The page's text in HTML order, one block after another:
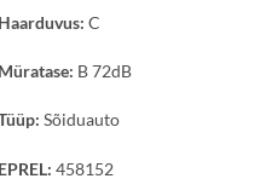
Haarduvus: C
Müratase: B 72dB
Sõiduauto
EPREL: 458152